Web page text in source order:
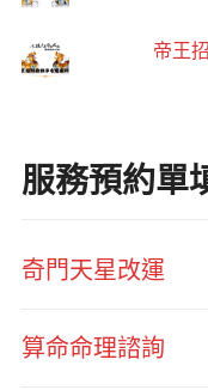
帝王
服務預約單
奇門天星改運
算命命理諮詢